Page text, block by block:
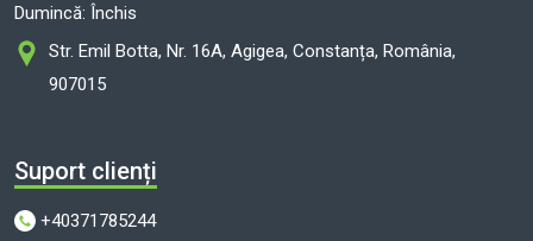
Dumincă: Închis
Str. Emil Botta, Nr. 16A, Agigea, Constanța, România,
907015
Suport clienți
+40371785244